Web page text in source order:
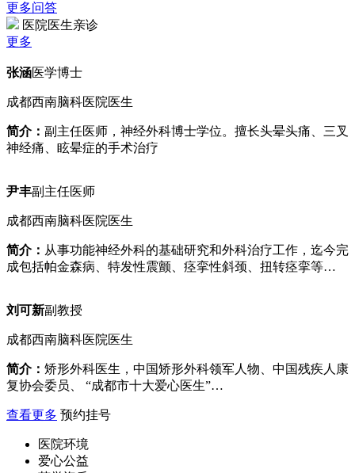
更多问答
医院医生亲诊
更多
张涵医学博士
成都西南脑科医院医生
简介： 副主任医师，神经外科博士学位。擅长头晕头痛、三叉
神经痛、眩晕症的手术治疗
尹丰副主任医师
成都西南脑科医院医生
简介： 从事功能神经外科的基础研究和外科治疗工作，迄今完
成包括帕金森病、特发性震颤、痉挛性斜颈、扭转痉挛等…
刘可新副教授
成都西南脑科医院医生
简介： 矫形外科医生，中国矫形外科领军人物、中国残疾人康
复协会委员、 “成都市十大爱心医生”…
查看更多 预约挂号
医院环境
爱心公益